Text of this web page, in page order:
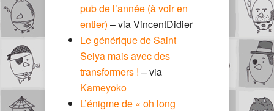
pub de l’année (à voir en
entier) – via VincentDidier
Le générique de Saint
Seiya mais avec des
transformers ! – via
Kameyoko
L’énigme de « oh long